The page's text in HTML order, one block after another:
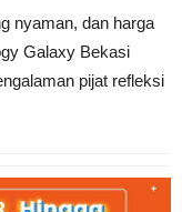
nyaman, dan harga
Galaxy Bekasi
pijat refleksi